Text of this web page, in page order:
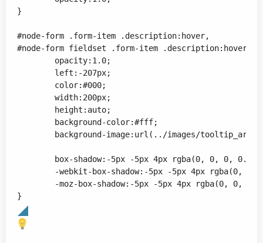
}
#node-form .form-item .description:hover,
#node-form fieldset .form-item .description:hover{